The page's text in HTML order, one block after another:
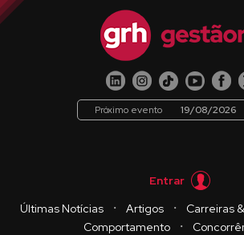
Próximo evento 19/08/2026
Entrar
Últimas Notícias
・ Artigos ・ Carreiras
Comportamento
・